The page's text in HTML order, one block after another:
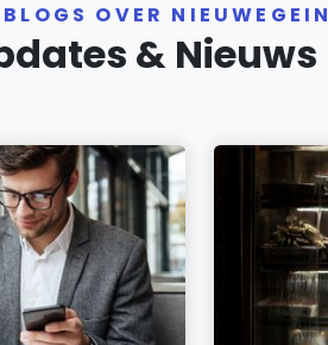
OVER NIEUWEGEIN
& Nieuws